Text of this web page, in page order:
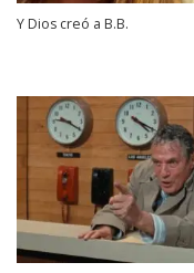
Y Dios creó a B.B.